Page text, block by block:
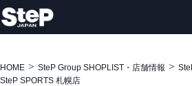
HOME SteP Group SHOPLIST・店舗情報
SteP SPORTS 札幌店